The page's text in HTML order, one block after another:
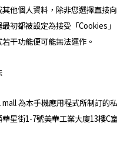
其他個人資料，除非您選擇直接
最初都被設定為接受「Cookies
干功能便可能無法運作。
為本手機應用程式所制訂的
星街1-7號美華工業大廈13樓C